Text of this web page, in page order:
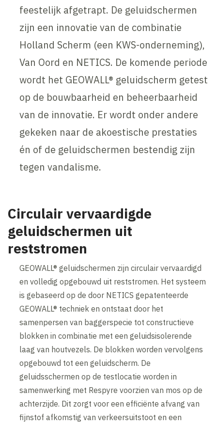
feestelijk afgetrapt. De geluidschermen
zijn een innovatie van de combinatie
Holland Scherm (een KWS-onderneming),
Van Oord en NETICS. De komende periode
wordt het GEOWALL® geluidscherm getest
op de bouwbaarheid en beheerbaarheid
van de innovatie. Er wordt onder andere
gekeken naar de akoestische prestaties
én of de geluidschermen bestendig zijn
tegen vandalisme.
Circulair vervaardigde
geluidschermen uit
reststromen
GEOWALL® geluidschermen zijn circulair vervaardigd
en volledig opgebouwd uit reststromen. Het systeem
is gebaseerd op de door NETICS gepatenteerde
GEOWALL® techniek en ontstaat door het
samenpersen van baggerspecie tot constructieve
blokken in combinatie met een geluidsisolerende
laag van houtvezels. De blokken worden vervolgens
opgebouwd tot een geluidscherm. De
geluidsschermen op de testlocatie worden in
samenwerking met Respyre voorzien van mos op de
achterzijde. Dit zorgt voor een efficiënte afvang van
fijnstof afkomstig van verkeersuitstoot en een